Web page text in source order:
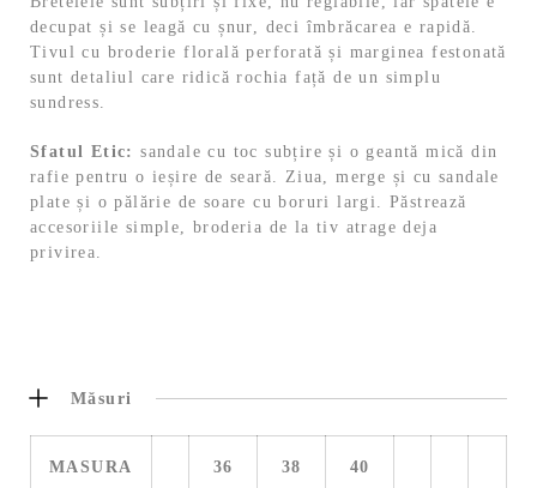
decupat și se leagă cu șnur, deci îmbrăcarea e rapidă.
Tivul cu broderie florală perforată și marginea festonată
sunt detaliul care ridică rochia față de un simplu
sundress.
Sfatul Etic: sandale cu toc subțire și o geantă mică din
rafie pentru o ieșire de seară. Ziua, merge și cu sandale
plate și o pălărie de soare cu boruri largi. Păstrează
accesoriile simple, broderia de la tiv atrage deja
privirea.
Măsuri
MASURA 36 38 40